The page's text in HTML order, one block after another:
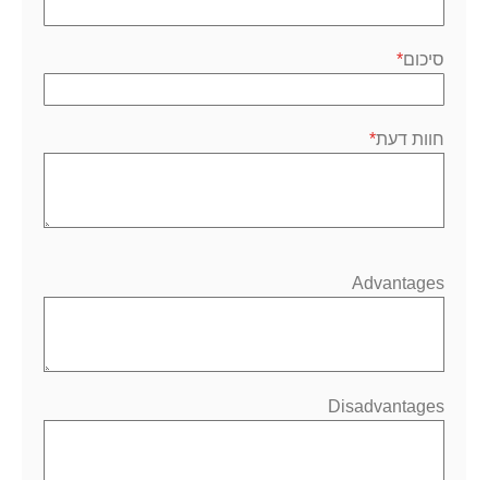
סיכום
חוות דעת
Advantages
Disadvantages